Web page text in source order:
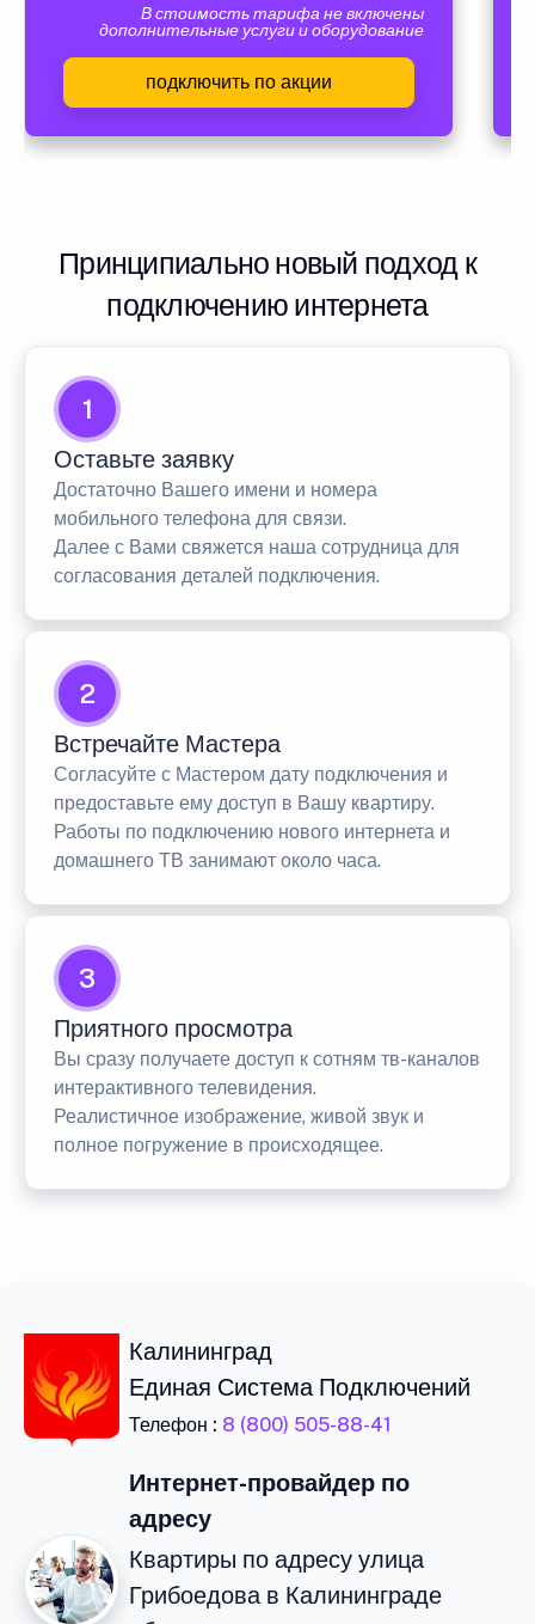
В стоимость тарифа не включены
дополнительные услуги и оборудование
подключить по акции
Принципиально новый подход к
подключению интернета
1
Оставьте заявку
Достаточно Вашего имени и номера
мобильного телефона для связи.
Далее с Вами свяжется наша сотрудница для
согласования деталей подключения.
2
Встречайте Мастера
Согласуйте с Мастером дату подключения и
предоставьте ему доступ в Вашу квартиру.
Работы по подключению нового интернета и
домашнего ТВ занимают около часа.
3
Приятного просмотра
Вы сразу получаете доступ к сотням тв-каналов
интерактивного телевидения.
Реалистичное изображение, живой звук и
полное погружение в происходящее.
Калининград
Единая Система Подключений
Телефон : 8 (800) 505-88-41
Интернет-провайдер по
адресу
Квартиры по адресу улица
Грибоедова в Калининграде